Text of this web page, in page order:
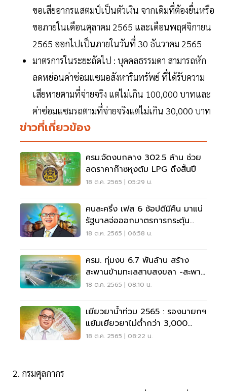
ขอเสียอากรแสตมป์เป็นตัวเงิน จากเดิมที่ต้องยื่นหรือ
ขอภายในเดือนตุลาคม 2565 และเดือนพฤศจิกายน
2565 ออกไปเป็นภายในวันที่ 30 ธันวาคม 2565
มาตรการในระยะถัดไป : บุคคลธรรมดา สามารถหัก
ลดหย่อนค่าซ่อมแซมอสังหาริมทรัพย์ ที่ได้รับความ
เสียหายตามที่จ่ายจริง แต่ไม่เกิน 100,000 บาทและ
ค่าซ่อมแซมรถตามที่จ่ายจริงแต่ไม่เกิน 30,000 บาท
ข่าวที่เกี่ยวข้อง
ครม.จัดงบกลาง 302.5 ล้าน ช่วย
ลดราคาก๊าซหุงต้ม LPG ถึงสิ้นปี
18 ต.ค. 2565 | 05:29 น.
คนละครึ่ง เฟส 6 ช้อปดีมีคืน มาแน่
รัฐบาลจ่อออกมาตรการกระตุ้น
เศรษฐกิจ รอบใหม่
18 ต.ค. 2565 | 06:58 น.
ครม. ทุ่มงบ 6.7 พันล้าน สร้าง
สะพานข้ามทะเลสาบสงขลา -สะพาน
เชื่อมเกาะลันตา
18 ต.ค. 2565 | 08:10 น.
เยียวยาน้ำท่วม 2565 : รองนายกฯ
แย้มเยียวยาไม่ต่ำกว่า 3,000
บาท/ครัวเรือน
18 ต.ค. 2565 | 08:22 น.
2. กรมศุลกากร